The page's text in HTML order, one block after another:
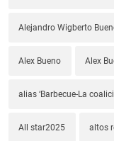
Alejandro Wigberto
Alex Bueno Alex
alias ‘Barbecue-La
All star2025 altos